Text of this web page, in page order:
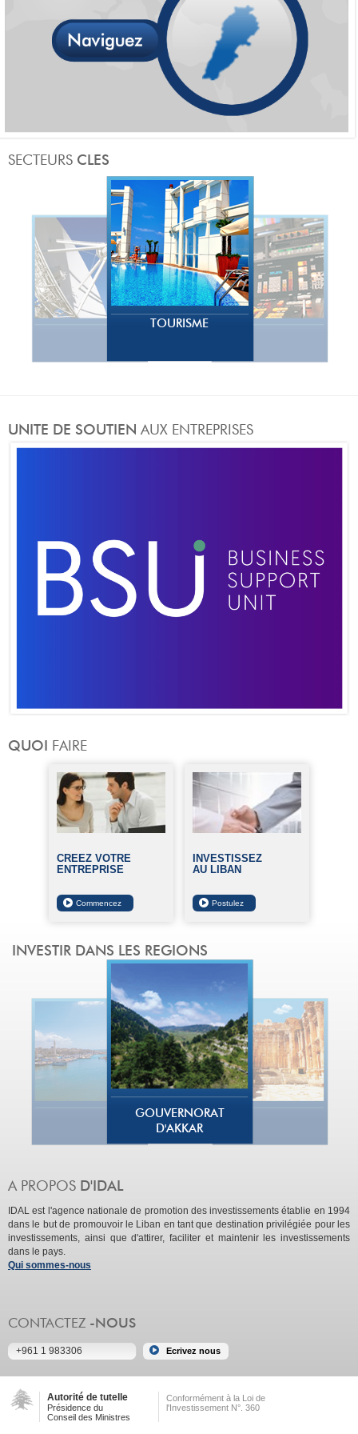
TOURISME
CRÉEZ VOTRE
ENTREPRISE
INVESTISSEZ
AU LIBAN
GOUVERNORAT
D'AKKAR
IDAL est l'agence nationale de promotion des investissements établie en 1994
dans le but de promouvoir le Liban en tant que destination privilégiée pour les
investissements, ainsi que d'attirer, faciliter et maintenir les investissements
dans le pays.
Qui sommes-nous
+961 1 983306
Autorité de tutelle
Présidence du
Conseil des Ministres
l'Investissement N°. 360